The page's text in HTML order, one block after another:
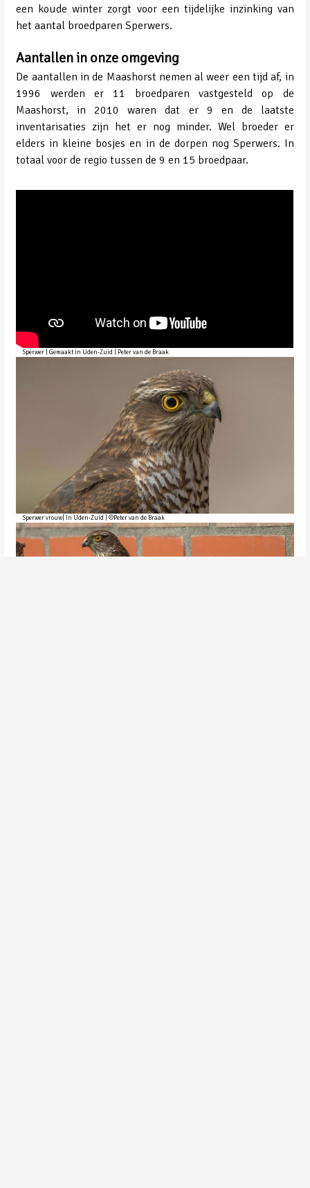
een koude winter zorgt voor een tijdelijke inzinking van
het aantal broedparen Sperwers.
Aantallen in onze omgeving
De aantallen in de Maashorst nemen al weer een tijd af, in
1996 werden er 11 broedparen vastgesteld op de
Maashorst, in 2010 waren dat er 9 en de laatste
inventarisaties zijn het er nog minder. Wel broeder er
elders in kleine bosjes en in de dorpen nog Sperwers. In
totaal voor de regio tussen de 9 en 15 broedpaar.
Sperwer | Gemaakt in Uden-Zuid | Peter van de Braak
Sperwer vrouw| In Uden-Zuid | ©Peter van de Braak